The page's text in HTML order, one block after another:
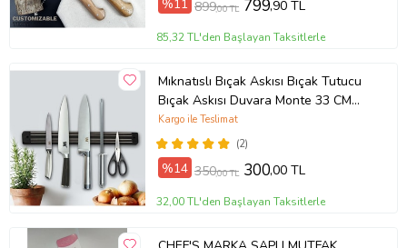
Kurutma:Bıçağı tamamen kuru olduğundan emin olun. Ahşap
sapın suyla uzun süre temas etmesini engellemek, sapın
bileme yapın. Uygun bıçak bileme ekipmanları kullanarak
bıçağın performansını sürdürebilirsiniz.
Çetintaş Paslanmaz Bursa Sebze Bıçağı 12 cm, Ahşap Gül Sap
mutfakta hassas kesim ve doğrama işlemleri için ideal bir seçimdir.
Paslanmaz çelik bıçağı ve ergonomik gül ağacı sapıyla, hem estetik
hem de işlevsel bir mutfak gereci sunar. Şık tasarımı ve yüksek
performansı ile hem profesyonel mutfaklarda hem de evde
kullanıma uygundur.
%11 899,00 TL 799,90 TL
85,32 TL'den Başlayan Taksitlerle
Mıknatıslı Bıçak Askısı Bıçak Tutucu
Bıçak Askısı Duvara Monte 33 CM
Ücretsiz Kargo
(2)
Kargo ile Teslimat
%14 350,00 TL 300,00 TL
32,00 TL'den Başlayan Taksitlerle